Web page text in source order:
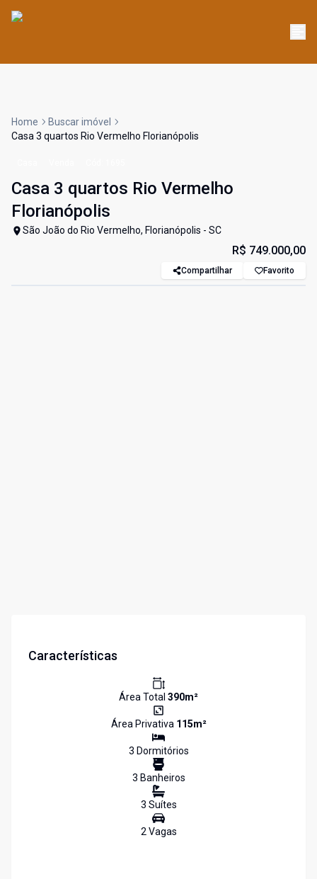
Home
Buscar imóvel
Casa 3 quartos Rio Vermelho Florianópolis
Casa 3 quartos Rio Vermelho
Florianópolis
São João do Rio Vermelho, Florianópolis - SC
R$ 749.000,00
Compartilhar Favorito
Características
Área Total 390m²
Área Privativa 115m²
3 Dormitórios
3 Banheiros
3 Suítes
2Vagas